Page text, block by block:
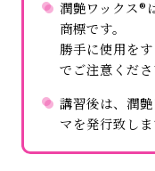
潤艶ワックス®
商標です。
勝手に使用を
でご注意くださ
講習後は、潤
マを発行致しま